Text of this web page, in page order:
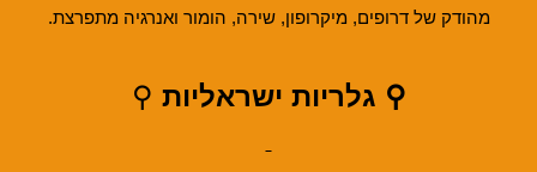
מהודק של דרופים, מיקרופון, שירה, הומור ואנרגיה מתפרצת.
⚲ גלריות ישראליות ⚲